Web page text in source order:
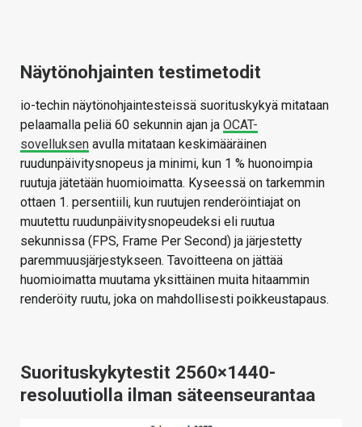
Näytönohjainten testimetodit
io-techin näytönohjaintesteissä suorituskykyä mitataan
pelaamalla peliä 60 sekunnin ajan ja OCAT-
sovelluksen avulla mitataan keskimääräinen
ruudunpäivitysnopeus ja minimi, kun 1 % huonoimpia
ruutuja jätetään huomioimatta. Kyseessä on tarkemmin
ottaen 1. persentiili, kun ruutujen renderöintiajat on
muutettu ruudunpäivitysnopeudeksi eli ruutua
sekunnissa (FPS, Frame Per Second) ja järjestetty
paremmuusjärjestykseen. Tavoitteena on jättää
huomioimatta muutama yksittäinen muita hitaammin
renderöity ruutu, joka on mahdollisesti poikkeustapaus.
Suorituskykytestit 2560×1440-
resoluutiolla ilman säteenseurantaa